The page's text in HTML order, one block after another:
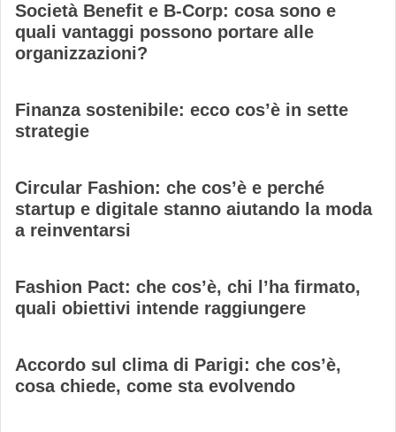
Società Benefit e B-Corp: cosa sono e
quali vantaggi possono portare alle
organizzazioni?
Finanza sostenibile: ecco cos’è in sette
strategie
Circular Fashion: che cos’è e perché
startup e digitale stanno aiutando la moda
a reinventarsi
Fashion Pact: che cos’è, chi l’ha firmato,
quali obiettivi intende raggiungere
Accordo sul clima di Parigi: che cos’è,
cosa chiede, come sta evolvendo